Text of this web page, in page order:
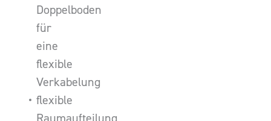
Doppelboden
für
eine
flexible
Verkabelung
flexible